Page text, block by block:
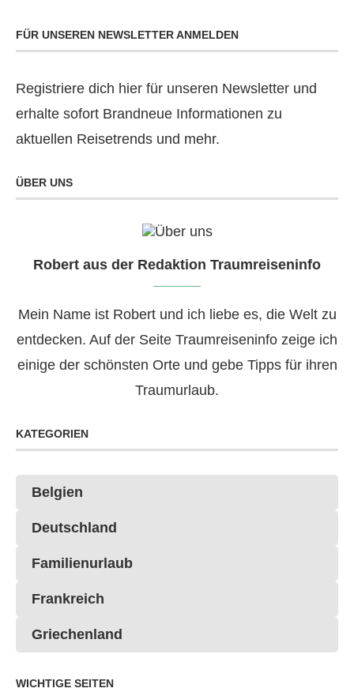
FÜR UNSEREN NEWSLETTER ANMELDEN
Registriere dich hier für unseren Newsletter und
erhalte sofort Brandneue Informationen zu
aktuellen Reisetrends und mehr.
ÜBER UNS
Robert aus der Redaktion Traumreiseninfo
Mein Name ist Robert und ich liebe es, die Welt zu
entdecken. Auf der Seite Traumreiseninfo zeige ich
einige der schönsten Orte und gebe Tipps für ihren
Traumurlaub.
KATEGORIEN
Belgien
Deutschland
Familienurlaub
Frankreich
Griechenland
WICHTIGE SEITEN